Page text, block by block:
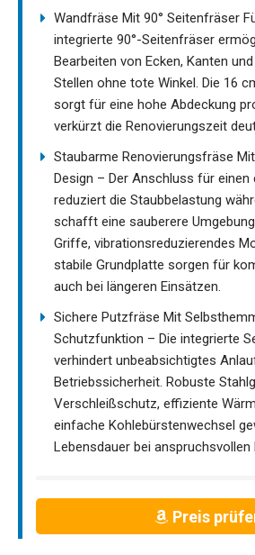
Wandfräse Mit 90° Seitenfräser
integrierte 90°-Seitenfräser
Bearbeiten von Ecken, Kanten
Stellen ohne tote Winkel. Die 16
sorgt für eine hohe Abdeckung
verkürzt die Renovierungszeit
Staubarme Renovierungsfräse
Design – Der Anschluss für einen
reduziert die Staubbelastung
schafft eine sauberere
Griffe, vibrationsreduzierendes
stabile Grundplatte sorgen für
auch bei längeren Einsätzen.
Sichere Putzfräse Mit
Schutzfunktion – Die integrierte
verhindert unbeabsichtigtes
Betriebssicherheit. Robuste
Verschleißschutz, effiziente
einfache Kohlebürstenwechsel
Lebensdauer bei anspruchsvollen
Preis